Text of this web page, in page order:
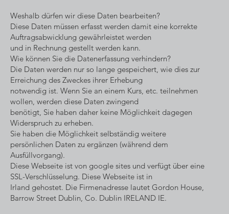
Weshalb dürfen wir diese Daten bearbeiten?
Diese Daten müssen erfasst werden damit eine korrekte
Auftragsabwicklung gewährleistet werden
und in Rechnung gestellt werden kann.
Wie können Sie die Datenerfassung verhindern?
Die Daten werden nur so lange gespeichert, wie dies zur
Erreichung des Zweckes ihrer Erhebung
notwendig ist. Wenn Sie an einem Kurs, etc. teilnehmen
wollen, werden diese Daten zwingend
benötigt, Sie haben daher keine Möglichkeit dagegen
Widerspruch zu erheben.
Sie haben die Möglichkeit selbständig weitere
persönlichen Daten zu ergänzen (während dem
Ausfüllvorgang).
Diese Webseite ist von google sites und verfügt über eine
SSL-Verschlüsselung. Diese Webseite ist in
Irland gehostet. Die Firmenadresse lautet Gordon House,
Barrow Street Dublin, Co. Dublin IRELAND IE.